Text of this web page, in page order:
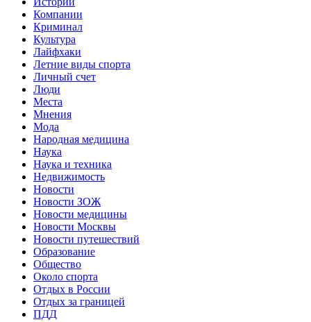
Компании
Криминал
Культура
Лайфхаки
Летние виды спорта
Личный счет
Люди
Места
Мнения
Мода
Народная медицина
Наука
Наука и техника
Недвижимость
Новости
Новости ЗОЖ
Новости медицины
Новости Москвы
Новости путешествий
Образование
Общество
Около спорта
Отдых в России
Отдых за границей
ПДД